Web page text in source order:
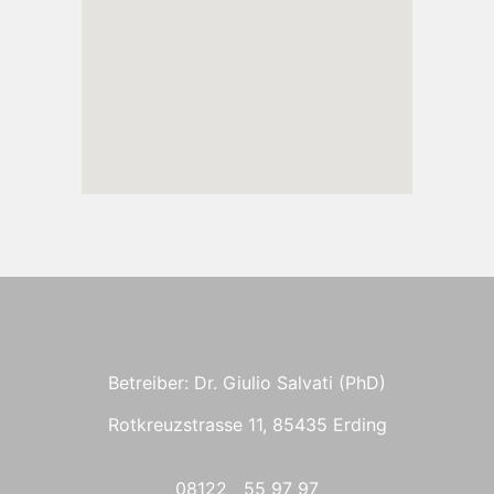
Betreiber: Dr. Giulio Salvati (PhD)
Rotkreuzstrasse 11, 85435 Erding
08122 55 97 97